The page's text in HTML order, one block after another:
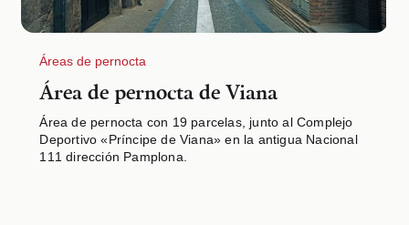
TEST
Área de pernocta de
Peralta/Azkoien
Ocupación baja
Áreas de pernocta
Área de pernocta de Viana
Área de pernocta con 19 parcelas, junto al Complejo
Deportivo «Príncipe de Viana» en la antigua Nacional
111 dirección Pamplona.